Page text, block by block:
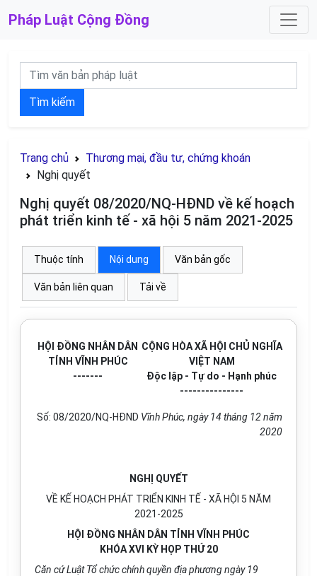
Pháp Luật Cộng Đồng
Tìm kiếm
Trang chủ
Thương mại, đầu tư, chứng khoán
Nghị quyết
Nghị quyết 08/2020/NQ-HĐND về kế hoạch
phát triển kinh tế - xã hội 5 năm 2021-2025
Thuộc tính Nội dung Văn bản gốc
Văn bản liên quan Tải về
HỘI ĐỒNG NHÂN DÂN
TỈNH VĨNH PHÚC
-------
CỘNG HÒA XÃ HỘI CHỦ NGHĨA
VIỆT NAM
Độc lập - Tự do - Hạnh phúc
---------------
Số: 08/2020/NQ-HĐND Vĩnh Phúc, ngày 14 tháng 12 năm
2020
NGHỊ QUYẾT
VỀ KẾ HOẠCH PHÁT TRIỂN KINH TẾ - XÃ HỘI 5 NĂM
2021-2025
HỘI ĐỒNG NHÂN DÂN TỈNH VĨNH PHÚC
KHÓA XVI KỲ HỌP THỨ 20
Căn cứ Luật Tổ chức chính quyền địa phương ngày 19